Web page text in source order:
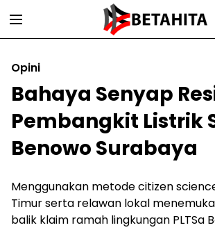
Opini
Bahaya Senyap
Pembangkit Listrik
Benowo Surabaya
Menggunakan metode citizen
Timur serta relawan lokal
balik klaim ramah lingkungan PLTSa